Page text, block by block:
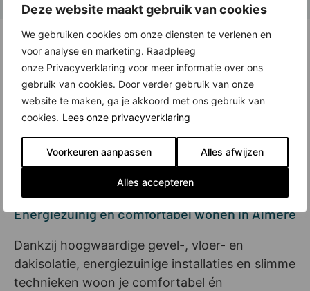
Deze website maakt gebruik van cookies
We gebruiken cookies om onze diensten te verlenen en
voor analyse en marketing. Raadpleeg
onze Privacyverklaring voor meer informatie over ons
gebruik van cookies. Door verder gebruik van onze
website te maken, ga je akkoord met ons gebruik van
cookies. Lees onze privacyverklaring
Voorkeuren aanpassen Alles afwijzen
Alles accepteren
Oplevering inclusief complete badkamer en
toilet
Alle woningen in New Joymere zijn bij
oplevering voorzien van een complete
badkamer en toilet, inclusief sanitair en
tegelwerk. De keuken kies je zelf. Wel werkt het
project samen met een keukenleverancier voor
een maatwerkoplossing.
Energiezuinig en comfortabel wonen in Almere
Dankzij hoogwaardige gevel-, vloer- en
dakisolatie, energiezuinige installaties en slimme
technieken woon je comfortabel én